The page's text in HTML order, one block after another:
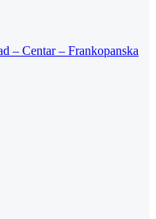
– Centar – Frankopanska